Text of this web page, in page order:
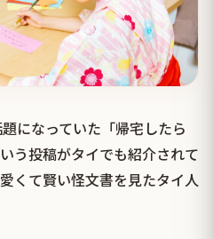
になっていた「帰宅したら
う投稿がタイでも紹介されて
くて賢い怪文書を見たタイ人